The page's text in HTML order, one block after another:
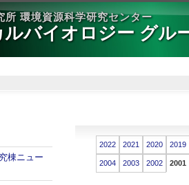
所 環境資源科学研究センター
ルバイオロジー グル
棟ニュー
2022 2021 2020 2019
2004 2003 2002 2001